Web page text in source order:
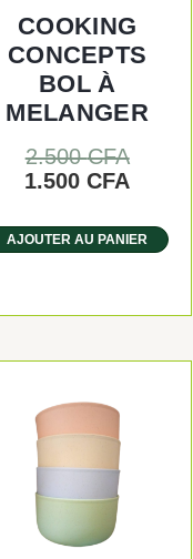
COOKING
CONCEPTS
BOL À
MELANGER
2.500CFA
1.500CFA
AJOUTER AU PANIER